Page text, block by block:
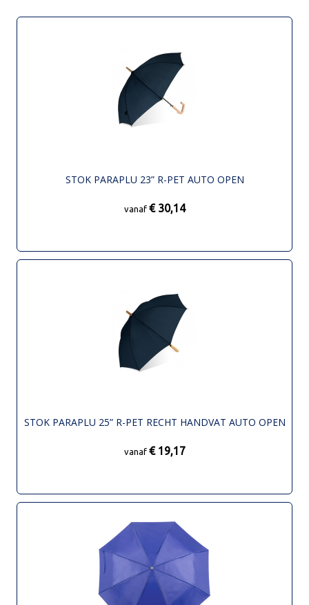
STOK PARAPLU 23” R-PET AUTO OPEN
vanaf € 30,14
STOK PARAPLU 25” R-PET RECHT HANDVAT AUTO OPEN
vanaf € 19,17